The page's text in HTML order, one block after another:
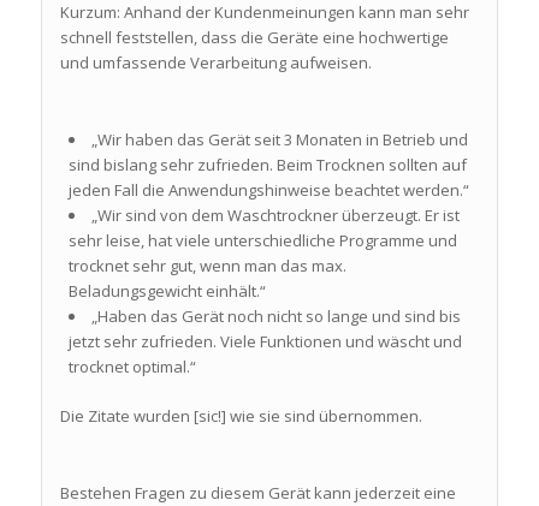
Kurzum: Anhand der Kundenmeinungen kann man sehr
schnell feststellen, dass die Geräte eine hochwertige
und umfassende Verarbeitung aufweisen.
„Wir haben das Gerät seit 3 Monaten in Betrieb und
sind bislang sehr zufrieden. Beim Trocknen sollten auf
jeden Fall die Anwendungshinweise beachtet werden.“
„Wir sind von dem Waschtrockner überzeugt. Er ist
sehr leise, hat viele unterschiedliche Programme und
trocknet sehr gut, wenn man das max.
Beladungsgewicht einhält.“
„Haben das Gerät noch nicht so lange und sind bis
jetzt sehr zufrieden. Viele Funktionen und wäscht und
trocknet optimal.“
Die Zitate wurden [sic!] wie sie sind übernommen.
Bestehen Fragen zu diesem Gerät kann jederzeit eine